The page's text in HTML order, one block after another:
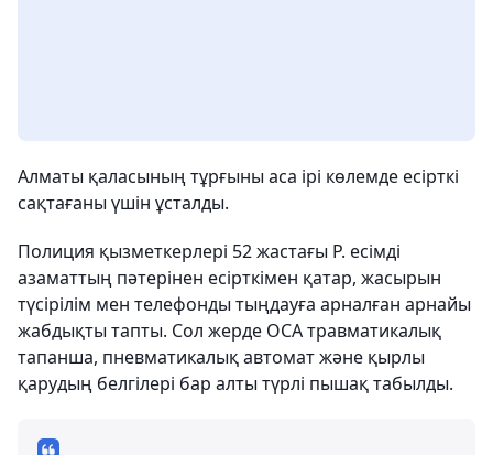
Алматы қаласының тұрғыны аса ірі көлемде есірткі
сақтағаны үшін ұсталды.
Полиция қызметкерлері 52 жастағы Р. есімді
азаматтың пәтерінен есірткімен қатар, жасырын
түсірілім мен телефонды тыңдауға арналған арнайы
жабдықты тапты. Сол жерде ОСА травматикалық
тапанша, пневматикалық автомат және қырлы
қарудың белгілері бар алты түрлі пышақ табылды.